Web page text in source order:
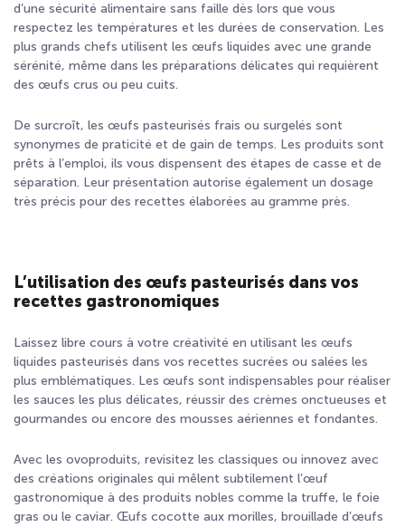
d’une sécurité alimentaire sans faille dès lors que vous
respectez les températures et les durées de conservation. Les
plus grands chefs utilisent les œufs liquides avec une grande
sérénité, même dans les préparations délicates qui requièrent
des œufs crus ou peu cuits.
De surcroît, les œufs pasteurisés frais ou surgelés sont
synonymes de praticité et de gain de temps. Les produits sont
prêts à l’emploi, ils vous dispensent des étapes de casse et de
séparation. Leur présentation autorise également un dosage
très précis pour des recettes élaborées au gramme près.
L’utilisation des œufs pasteurisés dans vos
recettes gastronomiques
Laissez libre cours à votre créativité en utilisant les œufs
liquides pasteurisés dans vos recettes sucrées ou salées les
plus emblématiques. Les œufs sont indispensables pour réaliser
les sauces les plus délicates, réussir des crèmes onctueuses et
gourmandes ou encore des mousses aériennes et fondantes.
Avec les ovoproduits, revisitez les classiques ou innovez avec
des créations originales qui mêlent subtilement l’œuf
gastronomique à des produits nobles comme la truffe, le foie
gras ou le caviar. Œufs cocotte aux morilles, brouillade d’œufs